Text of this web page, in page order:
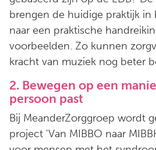
brengen de huidige praktijk in
naar een praktische
voorbeelden. Zo kunnen
kracht van muziek nog beter
2. Bewegen op een
persoon past
Bij MeanderZorggroep wordt
project 'Van MIBBO naar